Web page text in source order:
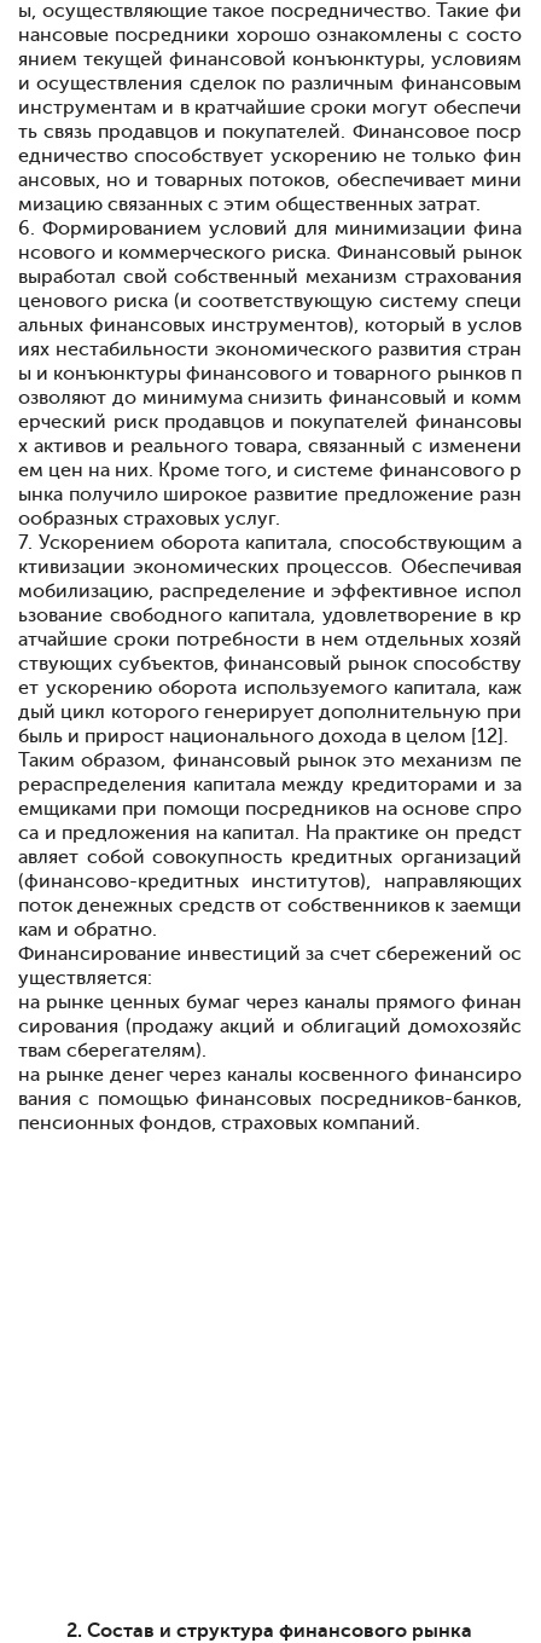
ы, осуществляющие такое посредничество. Такие фи
нансовые посредники хорошо ознакомлены с состо
янием текущей финансовой конъюнктуры, условиям
и осуществления сделок по различным финансовым
инструментам и в кратчайшие сроки могут обеспечи
ть связь продавцов и покупателей. Финансовое поср
едничество способствует ускорению не только фин
ансовых, но и товарных потоков, обеспечивает мини
мизацию связанных с этим общественных затрат.
6. Формированием условий для минимизации фина
нсового и коммерческого риска. Финансовый рынок
выработал свой собственный механизм страхования
ценового риска (и соответствующую систему специ
альных финансовых инструментов), который в услов
иях нестабильности экономического развития стран
ы и конъюнктуры финансового и товарного рынков п
озволяют до минимума снизить финансовый и комм
ерческий риск продавцов и покупателей финансовы
х активов и реального товара, связанный с изменени
ем цен на них. Кроме того, и системе финансового р
ынка получило широкое развитие предложение разн
ообразных страховых услуг.
7. Ускорением оборота капитала, способствующим а
ктивизации экономических процессов. Обеспечивая
мобилизацию, распределение и эффективное испол
ьзование свободного капитала, удовлетворение в кр
атчайшие сроки потребности в нем отдельных хозяй
ствующих субъектов, финансовый рынок способству
ет ускорению оборота используемого капитала, каж
дый цикл которого генерирует дополнительную при
быль и прирост национального дохода в целом [12].
Таким образом, финансовый рынокэто механизм пе
рераспределения капитала между кредиторами и за
емщиками при помощи посредников на основе спро
са и предложения на капитал. На практике он предст
авляет собой совокупность кредитных организаций
(финансово-кредитных институтов), направляющих
поток денежных средств от собственников к заемщи
кам и обратно.
Финансирование инвестиций за счет сбережений ос
уществляется:
на рынке ценных бумаг через каналы прямого финан
сирования (продажу акций и облигаций домохозяйс
твам сберегателям).
на рынке денегчерез каналы косвенного финансиро
вания с помощью финансовых посредников-банков,
пенсионных фондов, страховых компаний.
2. Состав и структура финансового рынка